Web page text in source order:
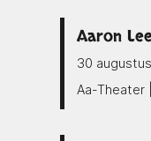
Aaron
30 augustus
Aa-Theater